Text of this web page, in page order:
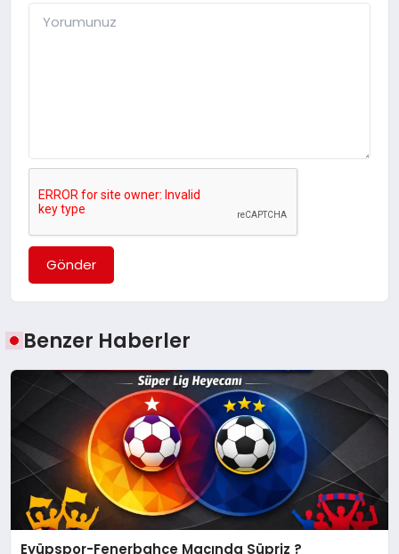
Gönder
Benzer Haberler
Eyüpspor-Fenerbahçe Maçında Süpriz ?